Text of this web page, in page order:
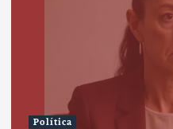
Política